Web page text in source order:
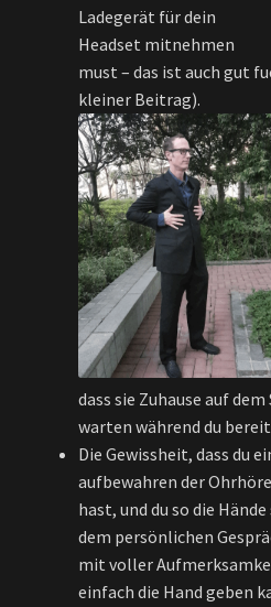
Ladegerät für dein
Headset mitnehmen
must – das ist auch gut
kleiner Beitrag).
dass sie Zuhause auf
warten während du
Die Gewissheit, dass du
aufbewahren der
hast, und du so die
dem persönlichen
mit voller
einfach die Hand geben